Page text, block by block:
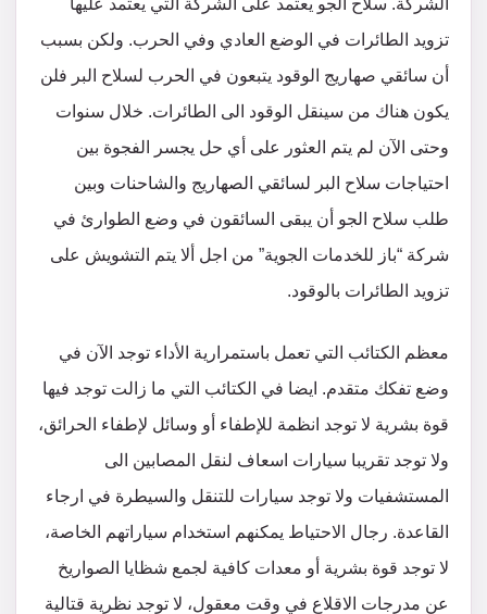
الشركة. سلاح الجو يعتمد على الشركة التي يعتمد عليها
تزويد الطائرات في الوضع العادي وفي الحرب. ولكن بسبب
أن سائقي صهاريج الوقود يتبعون في الحرب لسلاح البر فلن
يكون هناك من سينقل الوقود الى الطائرات. خلال سنوات
وحتى الآن لم يتم العثور على أي حل يجسر الفجوة بين
احتياجات سلاح البر لسائقي الصهاريج والشاحنات وبين
طلب سلاح الجو أن يبقى السائقون في وضع الطوارئ في
شركة “باز للخدمات الجوية” من اجل ألا يتم التشويش على
تزويد الطائرات بالوقود.
معظم الكتائب التي تعمل باستمرارية الأداء توجد الآن في
وضع تفكك متقدم. ايضا في الكتائب التي ما زالت توجد فيها
قوة بشرية لا توجد انظمة للإطفاء أو وسائل لإطفاء الحرائق،
ولا توجد تقريبا سيارات اسعاف لنقل المصابين الى
المستشفيات ولا توجد سيارات للتنقل والسيطرة في ارجاء
القاعدة. رجال الاحتياط يمكنهم استخدام سياراتهم الخاصة،
لا توجد قوة بشرية أو معدات كافية لجمع شظايا الصواريخ
عن مدرجات الاقلاع في وقت معقول، لا توجد نظرية قتالية